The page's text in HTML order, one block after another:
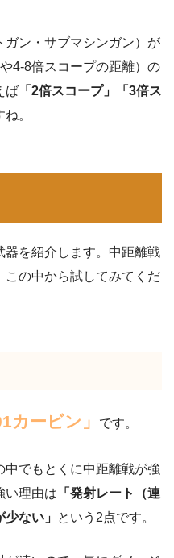
ン・サブマシンガン）が
4-8倍スコープの距離）の
ば 「2倍スコープ」「3倍ス
。
器を紹介します。中距離戦
この中から試してみてくだ
カービン」 です。
中でもとくに中距離戦が強
い理由は 「発射レート（連
少ない」 という2点です。